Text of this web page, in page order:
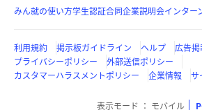
みん就の使い方学生認証合同企業説明会インター
利用規約 掲示板ガイドライン ヘルプ 広告掲
プライバシーポリシー
外部送信ポリシー
カスタマーハラスメントポリシー
企業情報 サ
表示モード モバイル